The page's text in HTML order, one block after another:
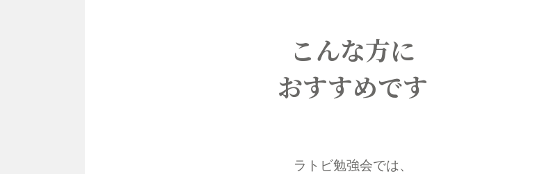
こんな方に
おすすめです
ラトビ勉強会では、